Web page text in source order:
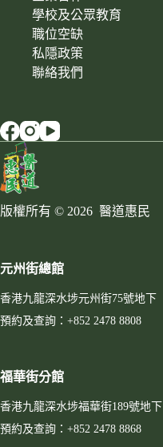
學校及公眾教育
職位空缺
私隱政策
聯絡我們
版權所有 © 2026 醫道惠民
元州街總館
香港九龍深水埗元州街75號地下
預約及查詢：+852 2478 8808
福華街分館
香港九龍深水埗福華街189號地下
預約及查詢：+852 2478 8868